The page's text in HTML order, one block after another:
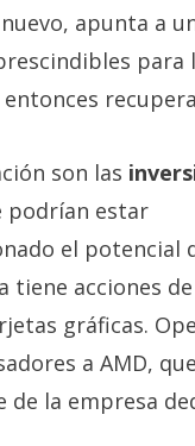
apunta a
para
son las
podrían estar
el potencial
tiene acciones
gráficas.
a AMD,
de la empresa